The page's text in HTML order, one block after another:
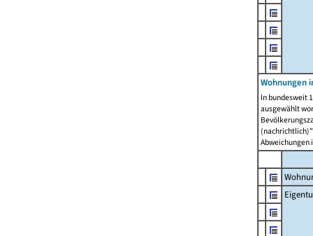
Wohnungen
In bundesweit
ausgewählt
Abweichungen